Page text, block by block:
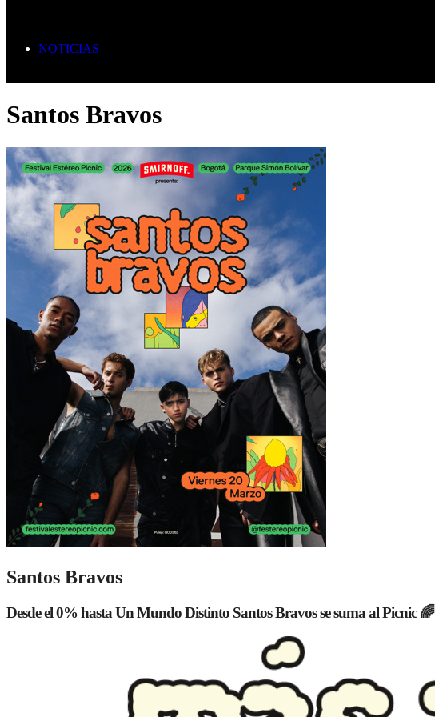
NOTICIAS
Santos Bravos
Santos Bravos
Desde el 0% hasta Un Mundo Distinto Santos Bravos se suma al Picnic 🌈